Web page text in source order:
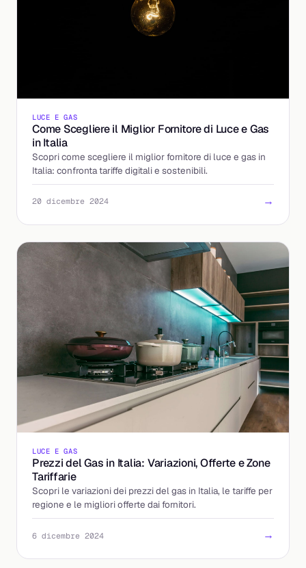
LUCE E GAS
Come Scegliere il Miglior Fornitore di Luce e Gas
in Italia
Scopri come scegliere il miglior fornitore di luce e gas in
Italia: confronta tariffe digitali e sostenibili.
20 dicembre 2024 →
LUCE E GAS
Prezzi del Gas in Italia: Variazioni, Offerte e Zone
Tariffarie
Scopri le variazioni dei prezzi del gas in Italia, le tariffe per
regione e le migliori offerte dai fornitori.
6 dicembre 2024 →